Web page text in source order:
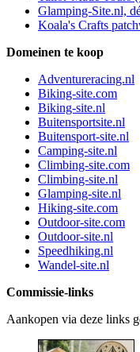
Glamping-Site.nl,
Koala's Crafts
Domeinen te koop
Adventureracing.nl
Biking-site.com
Biking-site.nl
Buitensportsite.nl
Buitensport-site.nl
Camping-site.nl
Climbing-site.com
Climbing-site.nl
Glamping-site.nl
Hiking-site.com
Outdoor-site.com
Outdoor-site.nl
Speedhiking.nl
Wandel-site.nl
Commissie-links
Aankopen via deze links